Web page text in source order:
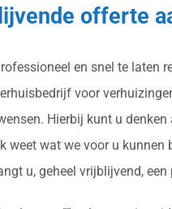
offerte
en snel te laten
voor
Hierbij kunt u
weet wat we voor u
u, geheel vrijblijvend,